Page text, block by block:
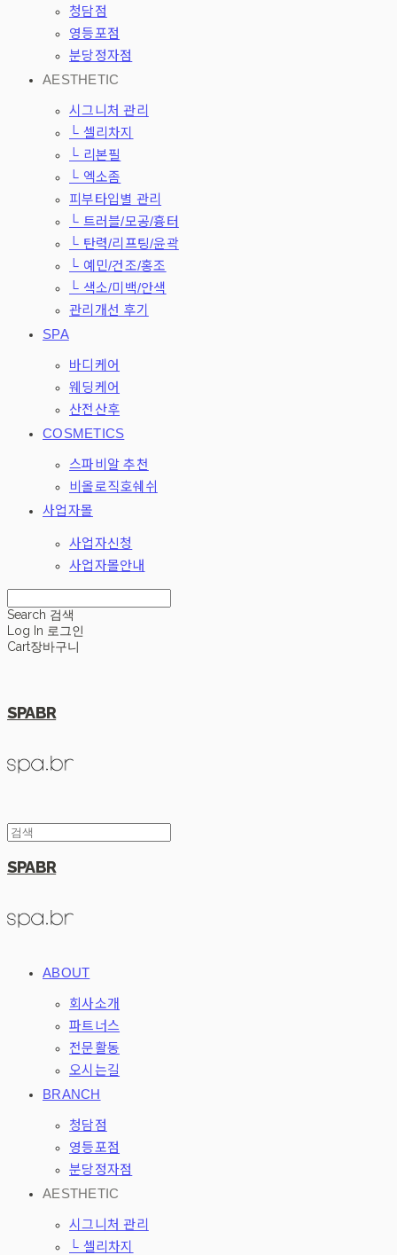
청담점
영등포점
분당정자점
AESTHETIC
시그니처 관리
└ 셀리차지
└ 리본필
└ 엑소좀
피부타입별 관리
└ 트러블/모공/흉터
└ 탄력/리프팅/윤곽
└ 예민/건조/홍조
└ 색소/미백/안색
관리개선 후기
SPA
바디케어
웨딩케어
산전산후
COSMETICS
스파비알 추천
비올로직호쉐쉬
사업자몰
사업자신청
사업자몰안내
Search 검색
Log In 로그인
Cart장바구니
SPABR
SPABR
ABOUT
회사소개
파트너스
전문활동
오시는길
BRANCH
청담점
영등포점
분당정자점
AESTHETIC
시그니처 관리
└ 셀리차지